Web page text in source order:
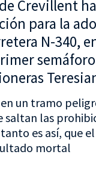
Crevillent
para la
N-340,
un tramo
las
es así, que
mortal